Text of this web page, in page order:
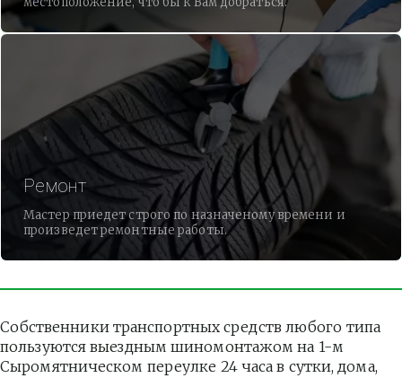
Ремонт
Мастер приедет строго по назначеному времени и
произведет ремонтные работы.
Собственники транспортных средств любого типа
пользуются выездным шиномонтажом на 1-м
Сыромятническом переулке 24 часа в сутки, дома,